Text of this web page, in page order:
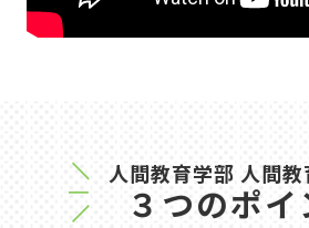
人間教育学部 人間
３つのポイ